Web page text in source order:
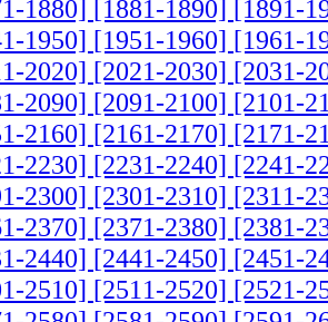
1880] [1881-1890] [1891-
1950] [1951-1960] [1961-
2020] [2021-2030] [2031-
2090] [2091-2100] [2101-
2160] [2161-2170] [2171-
2230] [2231-2240] [2241-
2300] [2301-2310] [2311-
2370] [2371-2380] [2381-
2440] [2441-2450] [2451-
2510] [2511-2520] [2521-